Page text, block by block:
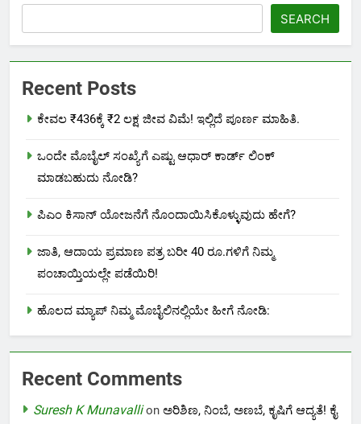
SEARCH
Recent Posts
ಕೇವಲ ₹436ಕ್ಕೆ ₹2 ಲಕ್ಷ ಜೀವ ವಿಮೆ! ಇಲ್ಲಿದೆ ಪೂರ್ಣ ಮಾಹಿತಿ.
ಒಂದೇ ಮೊಬೈಲ್ ಸಂಖ್ಯೆಗೆ ಎಷ್ಟು ಆಧಾರ್ ಕಾರ್ಡ್ ಲಿಂಕ್
ಮಾಡಬಹುದು ನೋಡಿ?
ಪಿಎಂ ಕಿಸಾನ್ ಯೋಜನೆಗೆ ನೊಂದಾಯಿಸಿಕೊಳ್ಳುವುದು ಹೇಗೆ?
ಜಾತಿ, ಆದಾಯ ಪ್ರಮಾಣ ಪತ್ರ ಬರೀ 40 ರೂ.ಗಳಿಗೆ ನಿಮ್ಮ
ಪಂಚಾಯ್ತಿಯಲ್ಲೇ ಪಡೆಯಿರಿ!
ಹೊಲದ ಮ್ಯಾಪ್ ನಿಮ್ಮ ಮೊಬೈಲಿನಲ್ಲಿಯೇ ಹೀಗೆ ನೋಡಿ:
Recent Comments
Suresh K Munavallion ಅರಿಶಿಣ, ನಿಂಬೆ, ಅಣಬೆ, ಕೃಷಿಗೆ ಆದ್ಯತೆ! ಕೈ